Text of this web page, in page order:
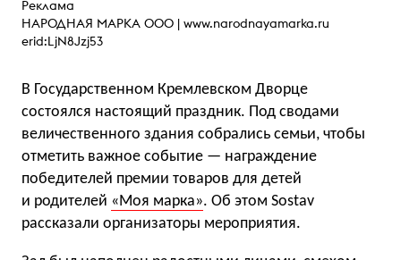
Реклама
НАРОДНАЯ МАРКА ООО | www.narodnayamarka.ru
erid:LjN8Jzj53
В Государственном Кремлевском Дворце
состоялся настоящий праздник. Под сводами
величественного здания собрались семьи, чтобы
отметить важное событие — награждение
победителей премии товаров для детей
и родителей «Моя марка». Об этом Sostav
рассказали организаторы мероприятия.